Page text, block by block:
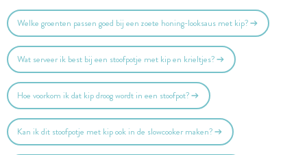
Welke groenten passen goed bij een zoete honing-looksaus met kip?
Wat serveer ik best bij een stoofpotje met kip en krieltjes?
Hoe voorkom ik dat kip droog wordt in een stoofpot?
Kan ik dit stoofpotje met kip ook in de slowcooker maken?